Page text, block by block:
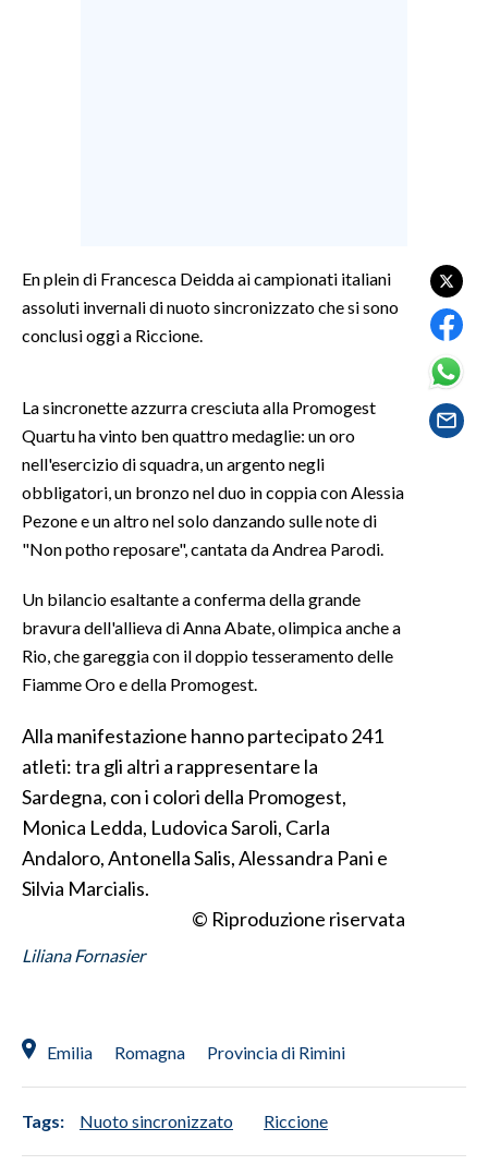
CULTURA
GOSSIP
SALUTE
SARDEGNA TURISMO
NOTIZIE
EVENTI
#CARAUNIONE
3 MINUTI CON
INSULARITÀ
ABBONATI
NECROLOGI
STORE
En plein di Francesca Deidda ai campionati italiani
assoluti invernali di nuoto sincronizzato che si sono
conclusi oggi a Riccione.
La sincronette azzurra cresciuta alla Promogest
Quartu ha vinto ben quattro medaglie: un oro
nell'esercizio di squadra, un argento negli
obbligatori, un bronzo nel duo in coppia con Alessia
Pezone e un altro nel solo danzando sulle note di
"Non potho reposare", cantata da Andrea Parodi.
Un bilancio esaltante a conferma della grande
bravura dell'allieva di Anna Abate, olimpica anche a
Rio, che gareggia con il doppio tesseramento delle
Fiamme Oro e della Promogest.
Alla manifestazione hanno partecipato 241
atleti: tra gli altri a rappresentare la
Sardegna, con i colori della Promogest,
Monica Ledda, Ludovica Saroli, Carla
Andaloro, Antonella Salis, Alessandra Pani e
Silvia Marcialis.
© Riproduzione riservata
Liliana Fornasier
Emilia Romagna Provincia di Rimini
Tags: Nuoto sincronizzato Riccione